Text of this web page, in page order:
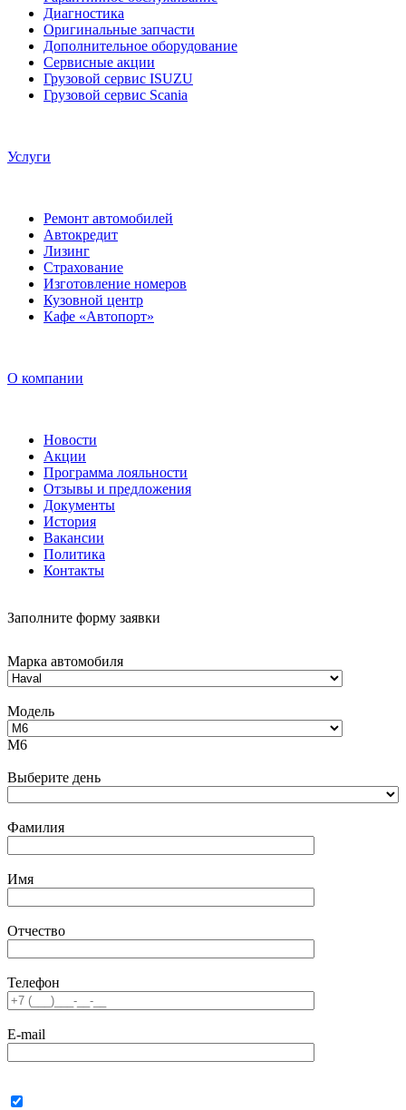
Оригинальные запчасти
Дополнительное оборудование
Сервисные акции
Грузовой сервис ISUZU
Грузовой сервис Scania
Автокредит
Лизинг
Страхование
Изготовление номеров
Кузовной центр
Кафе «Автопорт»
Акции
Программа лояльности
Отзывы и предложения
Документы
История
Вакансии
Политика
Контакты
M6